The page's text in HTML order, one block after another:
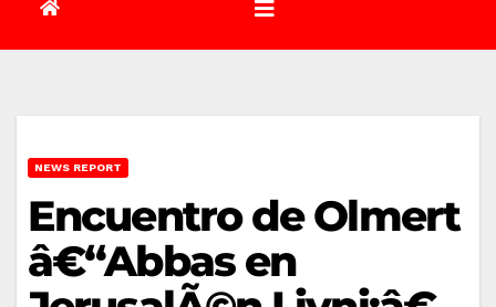
NEWS REPORT
Encuentro de Olmert
â€“Abbas en